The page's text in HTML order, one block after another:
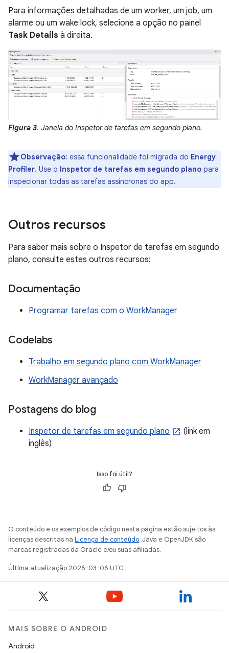
Para informações detalhadas de um worker, um job, um
alarme ou um wake lock, selecione a opção no painel
Task Details à direita.
Figura 3. Janela do Inspetor de tarefas em segundo plano.
Observação: essa funcionalidade foi migrada do Energy
Profiler. Use o Inspetor de tarefas em segundo plano para
inspecionar todas as tarefas assíncronas do app.
Outros recursos
Para saber mais sobre o Inspetor de tarefas em segundo
plano, consulte estes outros recursos:
Documentação
Programar tarefas com o WorkManager
Codelabs
Trabalho em segundo plano com WorkManager
WorkManager avançado
Postagens do blog
Inspetor de tarefas em segundo plano
(link em
inglês)
Isso foi útil?
O conteúdo e os exemplos de código nesta página estão sujeitos às
licenças descritas na Licença de conteúdo. Java e OpenJDK são
marcas registradas da Oracle e/ou suas afiliadas.
Última atualização 2026-03-06 UTC.
MAIS SOBRE O ANDROID
Android